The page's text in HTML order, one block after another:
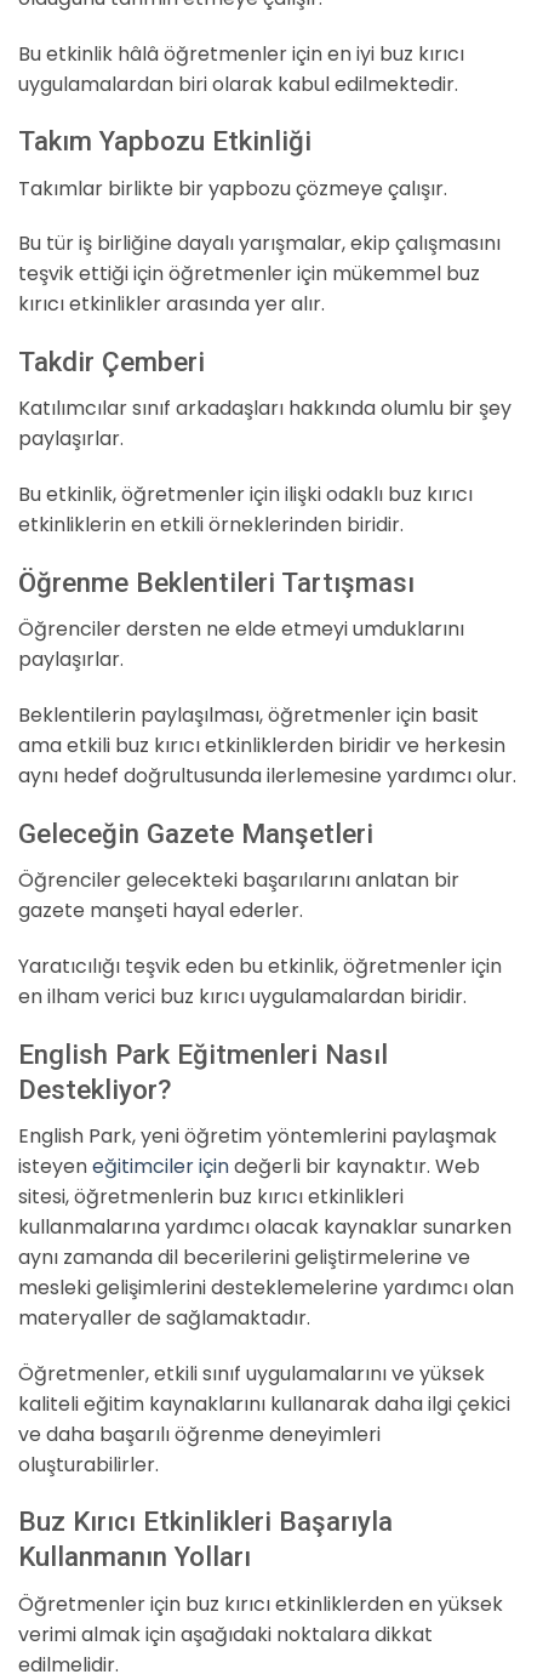
Bu etkinlik hâlâ öğretmenler için en iyi buz kırıcı
uygulamalardan biri olarak kabul edilmektedir.
Takım Yapbozu Etkinliği
Takımlar birlikte bir yapbozu çözmeye çalışır.
Bu tür iş birliğine dayalı yarışmalar, ekip çalışmasını
teşvik ettiği için öğretmenler için mükemmel buz
kırıcı etkinlikler arasında yer alır.
Takdir Çemberi
Katılımcılar sınıf arkadaşları hakkında olumlu bir şey
paylaşırlar.
Bu etkinlik, öğretmenler için ilişki odaklı buz kırıcı
etkinliklerin en etkili örneklerinden biridir.
Öğrenme Beklentileri Tartışması
Öğrenciler dersten ne elde etmeyi umduklarını
paylaşırlar.
Beklentilerin paylaşılması, öğretmenler için basit
ama etkili buz kırıcı etkinliklerden biridir ve herkesin
aynı hedef doğrultusunda ilerlemesine yardımcı olur.
Geleceğin Gazete Manşetleri
Öğrenciler gelecekteki başarılarını anlatan bir
gazete manşeti hayal ederler.
Yaratıcılığı teşvik eden bu etkinlik, öğretmenler için
en ilham verici buz kırıcı uygulamalardan biridir.
English Park Eğitmenleri Nasıl
Destekliyor?
English Park, yeni öğretim yöntemlerini paylaşmak
isteyeneğitimciler içindeğerli bir kaynaktır. Web
sitesi, öğretmenlerin buz kırıcı etkinlikleri
kullanmalarına yardımcı olacak kaynaklar sunarken
aynı zamanda dil becerilerini geliştirmelerine ve
mesleki gelişimlerini desteklemelerine yardımcı olan
materyaller de sağlamaktadır.
Öğretmenler, etkili sınıf uygulamalarını ve yüksek
kaliteli eğitim kaynaklarını kullanarak daha ilgi çekici
ve daha başarılı öğrenme deneyimleri
oluşturabilirler.
Buz Kırıcı Etkinlikleri Başarıyla
Kullanmanın Yolları
Öğretmenler için buz kırıcı etkinliklerden en yüksek
verimi almak için aşağıdaki noktalara dikkat
edilmelidir.